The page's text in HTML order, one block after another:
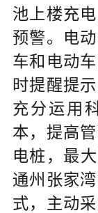
池上楼充
预警。电
车和电动
时提醒提
充分运用
本，提高
电桩，最
通州张家
式，主动